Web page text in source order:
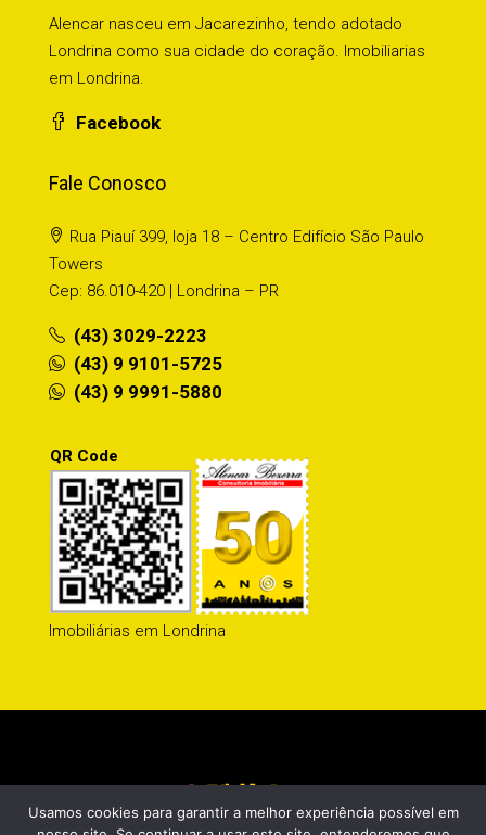
Alencar nasceu em Jacarezinho, tendo adotado
Londrina como sua cidade do coração. Imobiliarias
em Londrina.
Facebook
Fale Conosco
Rua Piauí 399, loja 18 – Centro Edifício São Paulo
Towers
Cep: 86.010-420 | Londrina – PR
(43) 3029-2223
(43) 9 9101-5725
(43) 9 9991-5880
QR Code
Imobiliárias em Londrina
Usamos cookies para garantir a melhor experiência possível em